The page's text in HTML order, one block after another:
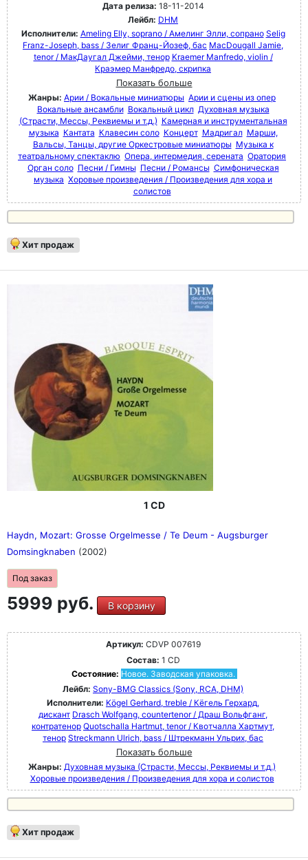
Дата релиза: 18-11-2014
Лейбл: DHM
Исполнители: Ameling Elly, soprano / Амелинг Элли, сопрано Selig
Franz-Joseph, bass / Зелиг Франц-Йозеф, бас MacDougall Jamie,
tenor / МакДаугал Джейми, тенор Kraemer Manfredo, violin /
Краэмер Манфредо, скрипка
Показать больше
Жанры: Арии / Вокальные миниатюры Арии и сцены из опер
Вокальные ансамбли Вокальный цикл Духовная музыка
(Страсти, Мессы, Реквиемы и т.д.) Камерная и инструментальная
музыка Кантата Клавесин соло Концерт Мадригал Марши,
Вальсы, Танцы, другие Оркестровые миниатюры Музыка к
театральному спектаклю Опера, интермедия, серената Оратория
Орган соло Песни / Гимны Песни / Романсы Симфоническая
музыка Хоровые произведения / Произведения для хора и
солистов
Хит продаж
1 CD
Haydn, Mozart: Grosse Orgelmesse / Te Deum - Augsburger
Domsingknaben (2002)
Под заказ
5999 руб. В корзину
Артикул: CDVP 007619
Состав: 1 CD
Состояние: Новое. Заводская упаковка.
Лейбл: Sony-BMG Classics (Sony, RCA, DHM)
Исполнители: Kögel Gerhard, treble / Кёгель Герхард,
дискант Drasch Wolfgang, countertenor / Драш Вольфганг,
контратенор Quotschalla Hartmut, tenor / Квотчалла Хартмут,
тенор Streckmann Ulrich, bass / Штрекманн Ульрих, бас
Показать больше
Жанры: Духовная музыка (Страсти, Мессы, Реквиемы и т.д.)
Хоровые произведения / Произведения для хора и солистов
Хит продаж